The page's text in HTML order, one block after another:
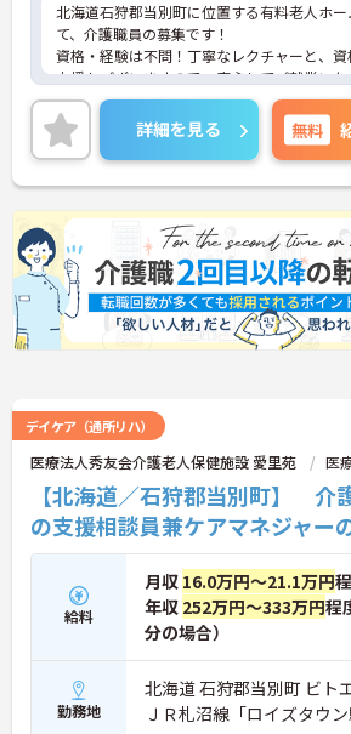
北海道石狩郡当別町に位置する有料老人ホー
て、介護職員の募集です！
資格・経験は不問！丁寧なレクチャーと、資
支援もございますので、安心してご就業い
す◎
駅チカでありながら、無料駐車場を完備して
イカー通勤も可能です◎
介護のお仕事にご興味をお持ちの方、挑戦
せんか？ご興味ある方には、面接対策ポイン
ど、さらに詳細をお話しいたしますのでお気
相談ください！
詳細を見る 無料
デイケア（通所リハ）
医療法人秀友会介護老人保健施設 愛里苑 医
【北海道／石狩郡当別町】 介
の支援相談員兼ケアマネジャー
給料
月収 16.0万円～21.1万円
年収 252万円～333万円程
分の場合）
勤務地
北海道 石狩郡当別町 ビト
ＪＲ札沼線「ロイズタウ